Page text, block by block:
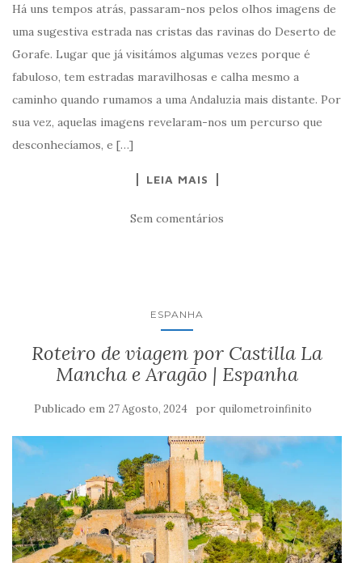
Há uns tempos atrás, passaram-nos pelos olhos imagens de
uma sugestiva estrada nas cristas das ravinas do Deserto de
Gorafe. Lugar que já visitámos algumas vezes porque é
fabuloso, tem estradas maravilhosas e calha mesmo a
caminho quando rumamos a uma Andaluzia mais distante. Por
sua vez, aquelas imagens revelaram-nos um percurso que
desconhecíamos, e […]
LEIA MAIS
Sem comentários
ESPANHA
Roteiro de viagem por Castilla La
Mancha e Aragão | Espanha
Publicado em 27 Agosto, 2024 por quilometroinfinito